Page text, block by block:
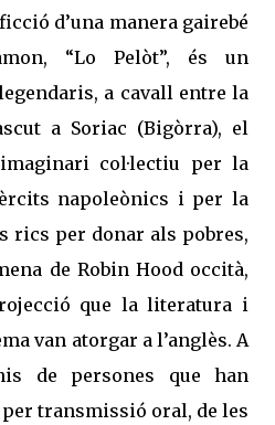
d’una manera gairebé
“Lo Pelòt”, és un
a cavall entre la
a Soriac (Bigòrra), el
col·lectiu per la
napoleònics i per la
rics per donar als pobres,
de Robin Hood occità,
que la literatura i
van atorgar a l’anglès. A
de persones que han
transmissió oral, de les